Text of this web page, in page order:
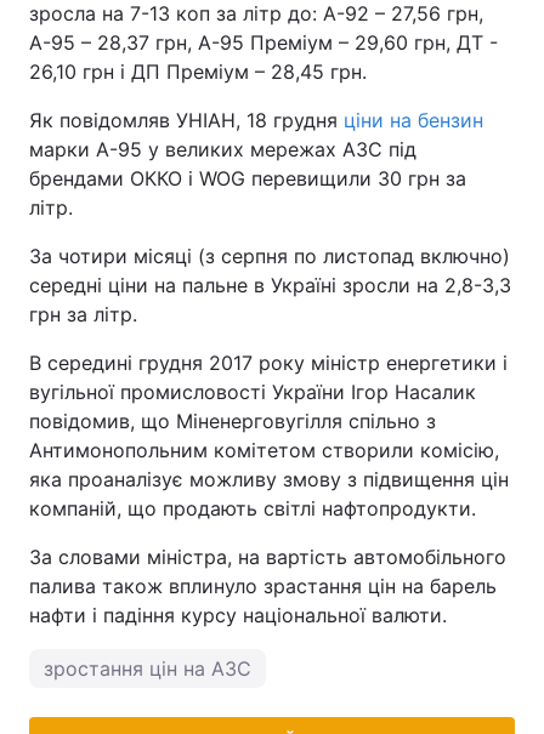
зросла на 7-13 коп за літр до: А-92 – 27,56 грн,
А-95 – 28,37 грн, А-95 Преміум – 29,60 грн, ДТ -
26,10 грн і ДП Преміум – 28,45 грн.
Як повідомляв УНІАН, 18 грудня ціни на бензин
марки А-95 у великих мережах АЗС під
брендами ОККО і WOG перевищили 30 грн за
літр.
За чотири місяці (з серпня по листопад включно)
середні ціни на пальне в Україні зросли на 2,8-3,3
грн за літр.
В середині грудня 2017 року міністр енергетики і
вугільної промисловості України Ігор Насалик
повідомив, що Міненерговугілля спільно з
Антимонопольним комітетом створили комісію,
яка проаналізує можливу змову з підвищення цін
компаній, що продають світлі нафтопродукти.
За словами міністра, на вартість автомобільного
палива також вплинуло зрастання цін на барель
нафти і падіння курсу національної валюти.
зростання цін на АЗС